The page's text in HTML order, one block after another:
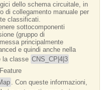
dello schema circuitale, in
di collegamento manuale per
classificati.
sottocomponenti
(gruppo di
principalmente
e quindi anche nella
la classe CNS_CP|4|3
. Con queste informazioni,